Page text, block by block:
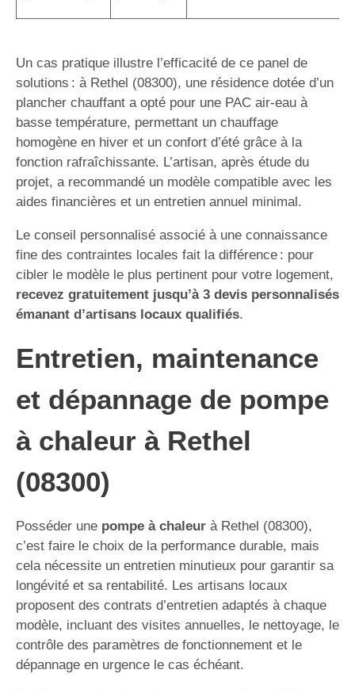
Un cas pratique illustre l’efficacité de ce panel de
solutions : à Rethel (08300), une résidence dotée d’un
plancher chauffant a opté pour une PAC air-eau à
basse température, permettant un chauffage
homogène en hiver et un confort d’été grâce à la
fonction rafraîchissante. L’artisan, après étude du
projet, a recommandé un modèle compatible avec les
aides financières et un entretien annuel minimal.
Le conseil personnalisé associé à une connaissance
fine des contraintes locales fait la différence : pour
cibler le modèle le plus pertinent pour votre logement,
recevez gratuitement jusqu’à 3 devis personnalisés
émanant d’artisans locaux qualifiés.
Entretien, maintenance
et dépannage de pompe
à chaleur à Rethel
(08300)
Posséder une pompe à chaleur à Rethel (08300),
c’est faire le choix de la performance durable, mais
cela nécessite un entretien minutieux pour garantir sa
longévité et sa rentabilité. Les artisans locaux
proposent des contrats d’entretien adaptés à chaque
modèle, incluant des visites annuelles, le nettoyage, le
contrôle des paramètres de fonctionnement et le
dépannage en urgence le cas échéant.